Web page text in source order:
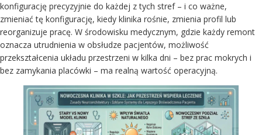
konfigurację precyzyjnie do każdej z tych stref – i co ważne,
zmieniać tę konfigurację, kiedy klinika rośnie, zmienia profil lub
reorganizuje pracę. W środowisku medycznym, gdzie każdy remont
oznacza utrudnienia w obsłudze pacjentów, możliwość
przekształcenia układu przestrzeni w kilka dni – bez prac mokrych i
bez zamykania placówki – ma realną wartość operacyjną.